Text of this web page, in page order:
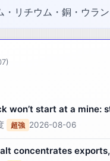
リチウム・銅・ウラ
won’t start at a mine:
超強 2026-08-06
concentrates